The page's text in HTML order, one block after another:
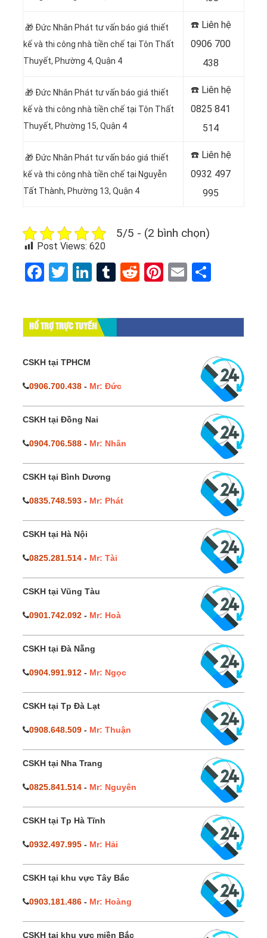
🎁 Đức Nhân Phát tư vấn báo giá thiết
kế và thi công nhà tiền chế tại Tôn Thất
Thuyết, Phường 4, Quận 4
☎️ Liên hệ
0906 700
438
🎁 Đức Nhân Phát tư vấn báo giá thiết
kế và thi công nhà tiền chế tại Tôn Thất
Thuyết, Phường 15, Quận 4
☎️ Liên hệ
0825 841
514
🎁 Đức Nhân Phát tư vấn báo giá thiết
kế và thi công nhà tiền chế tại Nguyễn
Tất Thành, Phường 13, Quận 4
☎️ Liên hệ
0932 497
995
5/5 - (2 bình chọn)
Post Views: 620
Facebook
Twitter
LinkedIn
Tumblr
RedditPinterest
Email
HỔ TRỢ TRỰC TUYẾN
CSKH tại TPHCM
0906.700.438 - Mr: Đức
CSKH tại Đồng Nai
0904.706.588 - Mr: Nhân
CSKH tại Bình Dương
0835.748.593 - Mr: Phát
CSKH tại Hà Nội
0825.281.514 - Mr: Tài
CSKH tại Vũng Tàu
0901.742.092 - Mr: Hoà
CSKH tại Đà Nẵng
0904.991.912 - Mr: Ngọc
CSKH tại Tp Đà Lạt
0908.648.509 - Mr: Thuận
CSKH tại Nha Trang
0825.841.514 - Mr: Nguyên
CSKH tại Tp Hà Tĩnh
0932.497.995 - Mr: Hải
CSKH tại khu vực Tây Bắc
0903.181.486 - Mr: Hoàng
CSKH tại khu vực miền Bắc